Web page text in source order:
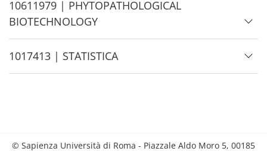
e
H
i
d
e
10611979 | PHYTOPATHOLOGICAL
BIOTECHNOLOGY
H
i
1017413 | STATISTICA
© Sapienza Università di Roma - Piazzale Aldo Moro 5, 00185